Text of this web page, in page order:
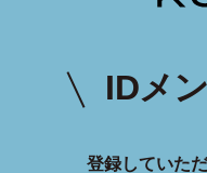
IDメ
登録していた